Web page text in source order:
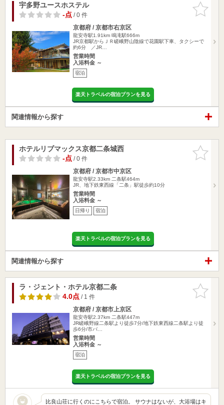
お気に入
りに追加
宇多野ユースホステル
-点/ 0 件
京都府 / 京都市右京区
龍安寺駅1.91km 鳴滝駅666m
JR京都駅からＪＲ嵯峨野山陰線で花園駅下車、タクシーで
約6分 ／JR…
営業時間
入浴料金 ～
宿泊
楽天トラベルの宿泊プランを見る
関連情報から探す
お気に入
りに追加
ホテルリブマックス京都二条城西
-点/ 0 件
京都府 / 京都市中京区
龍安寺駅2.33km 二条駅464m
JR、地下鉄東西線「二条」駅徒歩約10分
営業時間
入浴料金 ～
日帰り 宿泊
楽天トラベルの宿泊プランを見る
関連情報から探す
お気に入
りに追加
ラ・ジェント・ホテル京都二条
4.0点/ 1 件
京都府 / 京都市上京区
龍安寺駅2.37km 二条駅447m
JR嵯峨野線二条駅より徒歩7分/地下鉄東西線二条駅より徒
歩6分/市バ…
営業時間
入浴料金 ～
宿泊
楽天トラベルの宿泊プランを見る
比良山荘に行くのにこちらで宿泊。 サウナはないが、大浴場はキ